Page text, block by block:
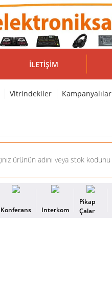
İLETIŞIM
Vitrindekiler Kampanyalılar
Konferans Interkom
Pikap
Çalar